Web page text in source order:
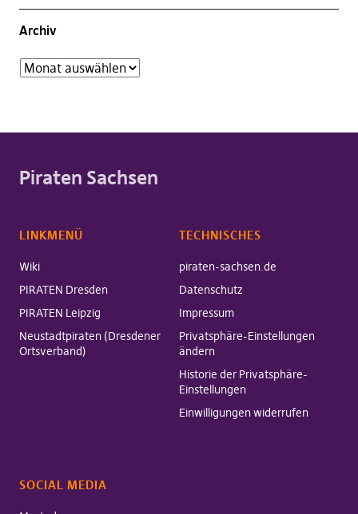
Archiv
Piraten Sachsen
LINKMENÜ
Wiki
PIRATEN Dresden
PIRATEN Leipzig
Neustadtpiraten (Dresdener
Ortsverband)
TECHNISCHES
piraten-sachsen.de
Datenschutz
Impressum
Privatsphäre-Einstellungen
ändern
Historie der Privatsphäre-
Einstellungen
Einwilligungen widerrufen
SOCIAL MEDIA